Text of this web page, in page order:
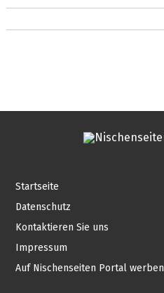
Startseite
Datenschutz
Kontaktieren Sie uns
Impressum
Auf Nischenseiten Portal werben